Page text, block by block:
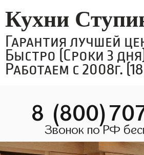
Кухни
Гарантия лучшей
Быстро (Сроки 3
Работаем с 2008г.
8
Звонок по РФ